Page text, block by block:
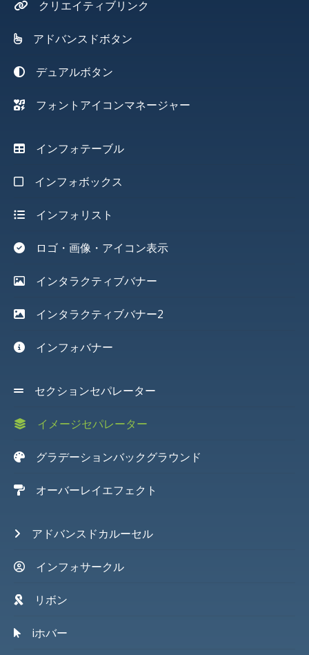
クリエイティブリンク
アドバンスドボタン
デュアルボタン
フォントアイコンマネージャー
インフォテーブル
インフォボックス
インフォリスト
ロゴ・画像・アイコン表示
インタラクティブバナー
インタラクティブバナー2
インフォバナー
セクションセパレーター
イメージセパレーター
グラデーションバックグラウンド
オーバーレイエフェクト
アドバンスドカルーセル
インフォサークル
リボン
iホバー